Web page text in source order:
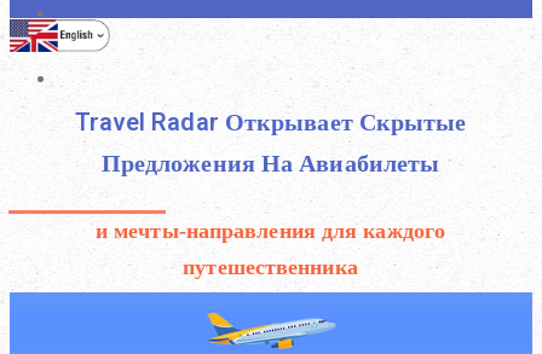
Travel Radar Открывает Скрытые
Предложения На Авиабилеты
и мечты-направления для каждого
путешественника